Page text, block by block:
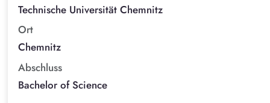
Technische Universität Chemnitz
Ort
Chemnitz
Abschluss
Bachelor of Science